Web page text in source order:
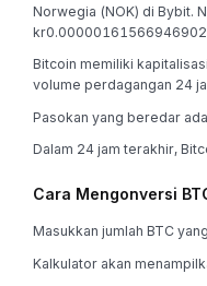
Norwegia (NOK) di Bybit.
Bitcoin memiliki
volume perdagangan 24
Pasokan yang beredar
Dalam 24 jam terakhir,
Cara Mengonversi
Masukkan jumlah BTC
Kalkulator akan